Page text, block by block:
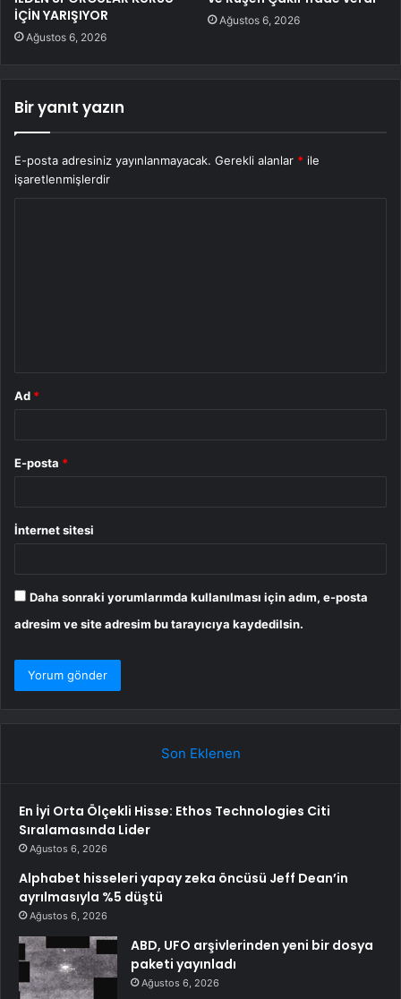
İÇİN YARIŞIYOR
Ağustos 6, 2026
Ağustos 6, 2026
Bir yanıt yazın
E-posta adresiniz yayınlanmayacak. Gerekli alanlar * ile
işaretlenmişlerdir
Ad *
E-posta *
İnternet sitesi
Daha sonraki yorumlarımda kullanılması için adım, e-posta
adresim ve site adresim bu tarayıcıya kaydedilsin.
Son Eklenen
En İyi Orta Ölçekli Hisse: Ethos Technologies Citi
Sıralamasında Lider
Ağustos 6, 2026
Alphabet hisseleri yapay zeka öncüsü Jeff Dean’in
ayrılmasıyla %5 düştü
Ağustos 6, 2026
ABD, UFO arşivlerinden yeni bir dosya
paketi yayınladı
Ağustos 6, 2026